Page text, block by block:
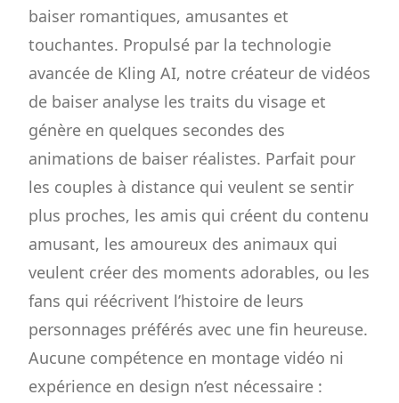
baiser romantiques, amusantes et
touchantes. Propulsé par la technologie
avancée de Kling AI, notre créateur de vidéos
de baiser analyse les traits du visage et
génère en quelques secondes des
animations de baiser réalistes. Parfait pour
les couples à distance qui veulent se sentir
plus proches, les amis qui créent du contenu
amusant, les amoureux des animaux qui
veulent créer des moments adorables, ou les
fans qui réécrivent l’histoire de leurs
personnages préférés avec une fin heureuse.
Aucune compétence en montage vidéo ni
expérience en design n’est nécessaire :